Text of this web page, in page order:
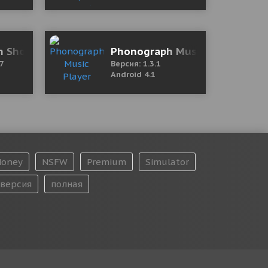
версия)
Shooting Games 3D 1.21.0.27 Mod (One Hit Kill/
Phonograph Music Player
Версия: 1.3.1
Android 4.1
NSFW Premium
Simulator
версия
полная